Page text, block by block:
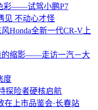
彩——试驾小鹏P7
见 不动心才怪
Honda全新一代CR-V上
的缩影——走访一汽－大
度
探险者硬核启航
上市品鉴会·长春站